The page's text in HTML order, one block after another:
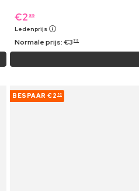
€2 89
Ledenprijs
Normale prijs:€3 79
BESPAAR €2 52